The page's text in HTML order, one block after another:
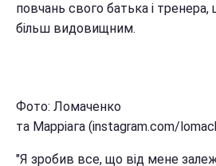
повчань свого батька і тренера,
більш видовищним.
Фото: Ломаченко
та Марріага (instagram.com/
"Я зробив все, що від мене